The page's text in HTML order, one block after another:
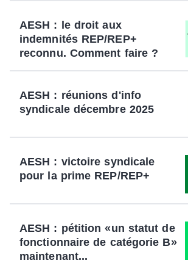
AESH : le droit aux
indemnités REP/REP+
reconnu. Comment faire ?
AESH : réunions d'info
syndicale décembre 2025
AESH : victoire syndicale
pour la prime REP/REP+
AESH : pétition «un statut de
fonctionnaire de catégorie B»
maintenant...